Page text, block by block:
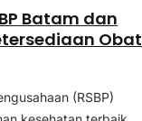
Batam dan
Obat
(RSBP)